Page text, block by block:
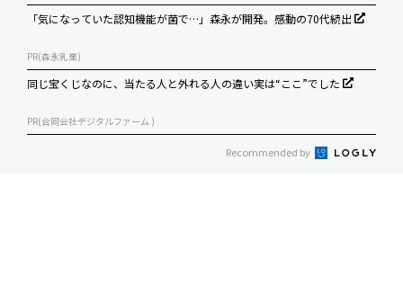
「気になっていた認知機能が菌で…」森永が開発。感動の70代続出
PR(森永乳業)
同じ宝くじなのに、当たる人と外れる人の違い実は“ここ”でした
PR(合同会社デジタルファーム )
Recommended by